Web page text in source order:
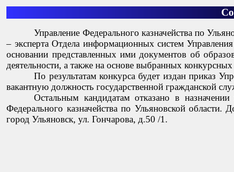
Управление Федерального казначейства по
– эксперта Отдела информационных систем
основании представленных ими документов об
деятельности, а также на основе выбранных
По результатам конкурса будет издан приказ
вакантную должность государственной гражданской
Остальным кандидатам отказано в
Федерального казначейства по Ульяновской
город Ульяновск, ул. Гончарова, д.50 /1.